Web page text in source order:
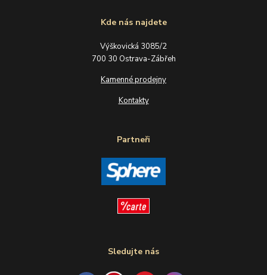
Kde nás najdete
Výškovická 3085/2
700 30 Ostrava-Zábřeh
Kamenné prodejny
Kontakty
Partneři
Sledujte nás